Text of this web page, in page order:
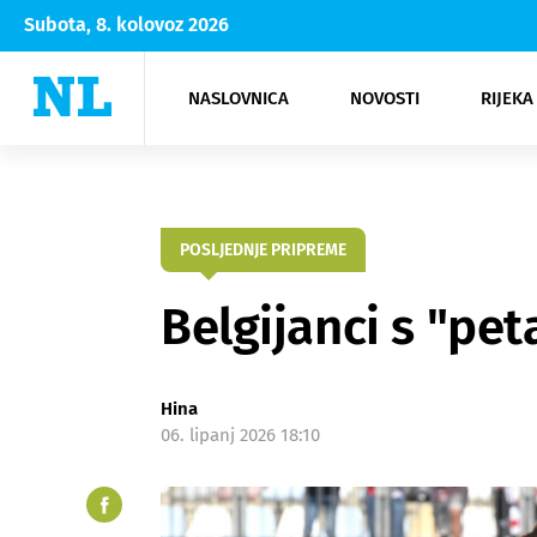
Subota, 8. kolovoz 2026
NASLOVNICA NOVOSTI
Rijeka Opatija
NK
Moda
Kultura
POSLJEDNJE PRIPREME
Belgijanci s
Hina
06. lipanj 2026 18:10